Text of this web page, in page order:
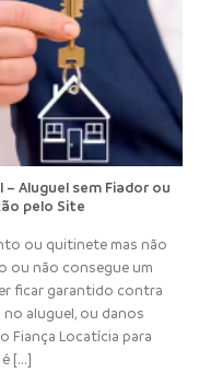
Aluguel sem Fiador ou
pelo Site
ou quitinete mas não
ou não consegue um
ficar garantido contra
aluguel, ou danos
Fiança Locatícia para
[...]